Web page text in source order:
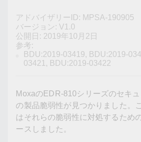
アドバイザリーID: MPSA-190905
バージョン: V1.0
公開日: 2019年10月2日
参考:
BDU:2019-03419, BDU:2019-
03421, BDU:2019-03422
MoxaのEDR-810シリーズのセキ
の製品脆弱性が見つかりました。
はそれらの脆弱性に対処するため
ースしました。